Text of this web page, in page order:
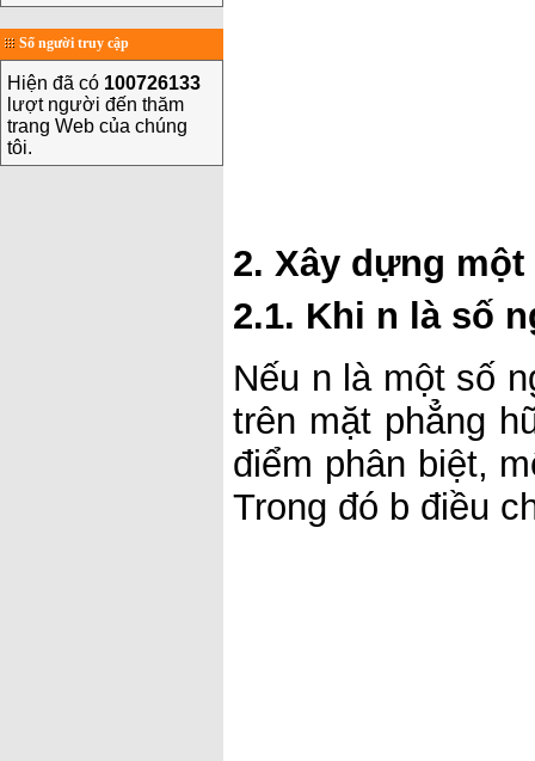
Số người truy cập
Hiện đã có 100726133
lượt người đến thăm
trang Web của chúng
tôi.
2. Xây dựng
2.1. Khi n là số
Nếu n là một số
trên mặt phẳng
điểm phân biệt,
Trong đó b điều